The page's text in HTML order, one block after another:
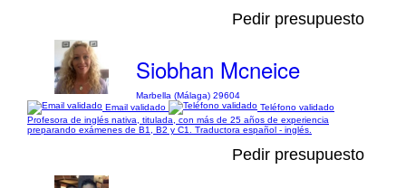
Pedir presupuesto
Siobhan Mcneice
Marbella (Málaga) 29604
Email validado
Teléfono validado
Profesora de inglés nativa, titulada, con más de 25 años de experiencia
preparando exámenes de B1, B2 y C1. Traductora español - inglés.
Pedir presupuesto